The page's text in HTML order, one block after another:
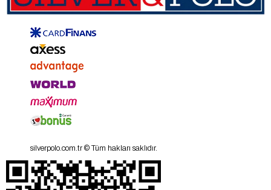
silverpolo.com.tr © Tüm hakları saklıdır.